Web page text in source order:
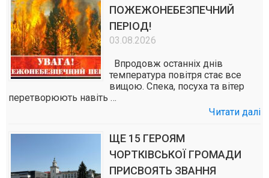
ПОЖЕЖОНЕБЕЗПЕЧНИЙ
ПЕРІОД!
03.08.2026
Впродовж останніх днів
температура повітря стає все
вищою. Спека, посуха та вітер
перетворюють навіть …
Читати далі
ЩЕ 15 ГЕРОЯМ
ЧОРТКІВСЬКОЇ ГРОМАДИ
ПРИСВОЯТЬ ЗВАННЯ